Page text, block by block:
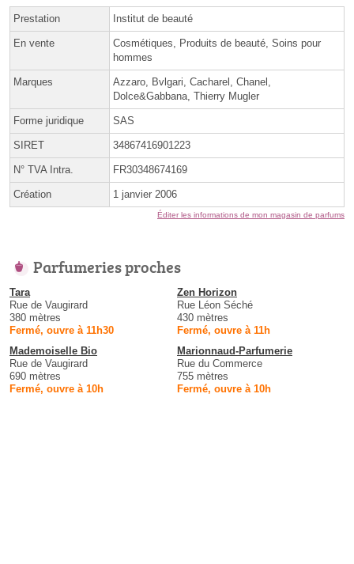
Prestation Institut de beauté
En vente
Cosmétiques, Produits de beauté, Soins pour
hommes
Marques
Azzaro, Bvlgari, Cacharel, Chanel,
Dolce&Gabbana, Thierry Mugler
Forme juridique SAS
SIRET 34867416901223
N° TVA Intra. FR30348674169
Création 1 janvier 2006
Éditer les informations de mon magasin de parfums
Parfumeries proches
Tara
Rue de Vaugirard
380 mètres
Fermé, ouvre à 11h30
Zen Horizon
Rue Léon Séché
430 mètres
Fermé, ouvre à 11h
Mademoiselle Bio
Rue de Vaugirard
690 mètres
Fermé, ouvre à 10h
Marionnaud-Parfumerie
Rue du Commerce
755 mètres
Fermé, ouvre à 10h